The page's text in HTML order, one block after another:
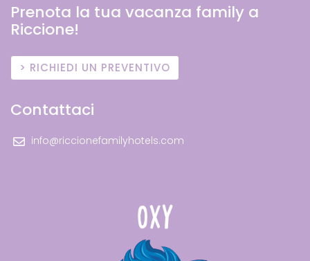
Prenota la tua vacanza family a
Riccione!
RICHIEDI UN PREVENTIVO
Contattaci
info@riccionefamilyhotels.com